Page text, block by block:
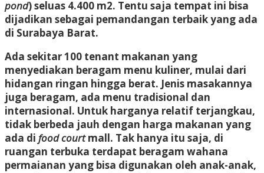
pond) seluas 4.400 m2. Tentu saja tempat ini bisa
dijadikan sebagai pemandangan terbaik yang ada
di Surabaya Barat.
Ada sekitar 100 tenant makanan yang
menyediakan beragam menu kuliner, mulai dari
hidangan ringan hingga berat. Jenis masakannya
juga beragam, ada menu tradisional dan
internasional. Untuk harganya relatif terjangkau,
tidak berbeda jauh dengan harga makanan yang
ada di food courtmall. Tak hanya itu saja, di
ruangan terbuka terdapat beragam wahana
permaianan yang bisa digunakan oleh anak-anak,